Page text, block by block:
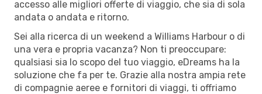
accesso alle migliori offerte di viaggio, che sia di sola
andata o andata e ritorno.
Sei alla ricerca di un weekend a Williams Harbour o di
una vera e propria vacanza? Non ti preoccupare:
qualsiasi sia lo scopo del tuo viaggio, eDreams ha la
soluzione che fa per te. Grazie alla nostra ampia rete
di compagnie aeree e fornitori di viaggi, ti offriamo